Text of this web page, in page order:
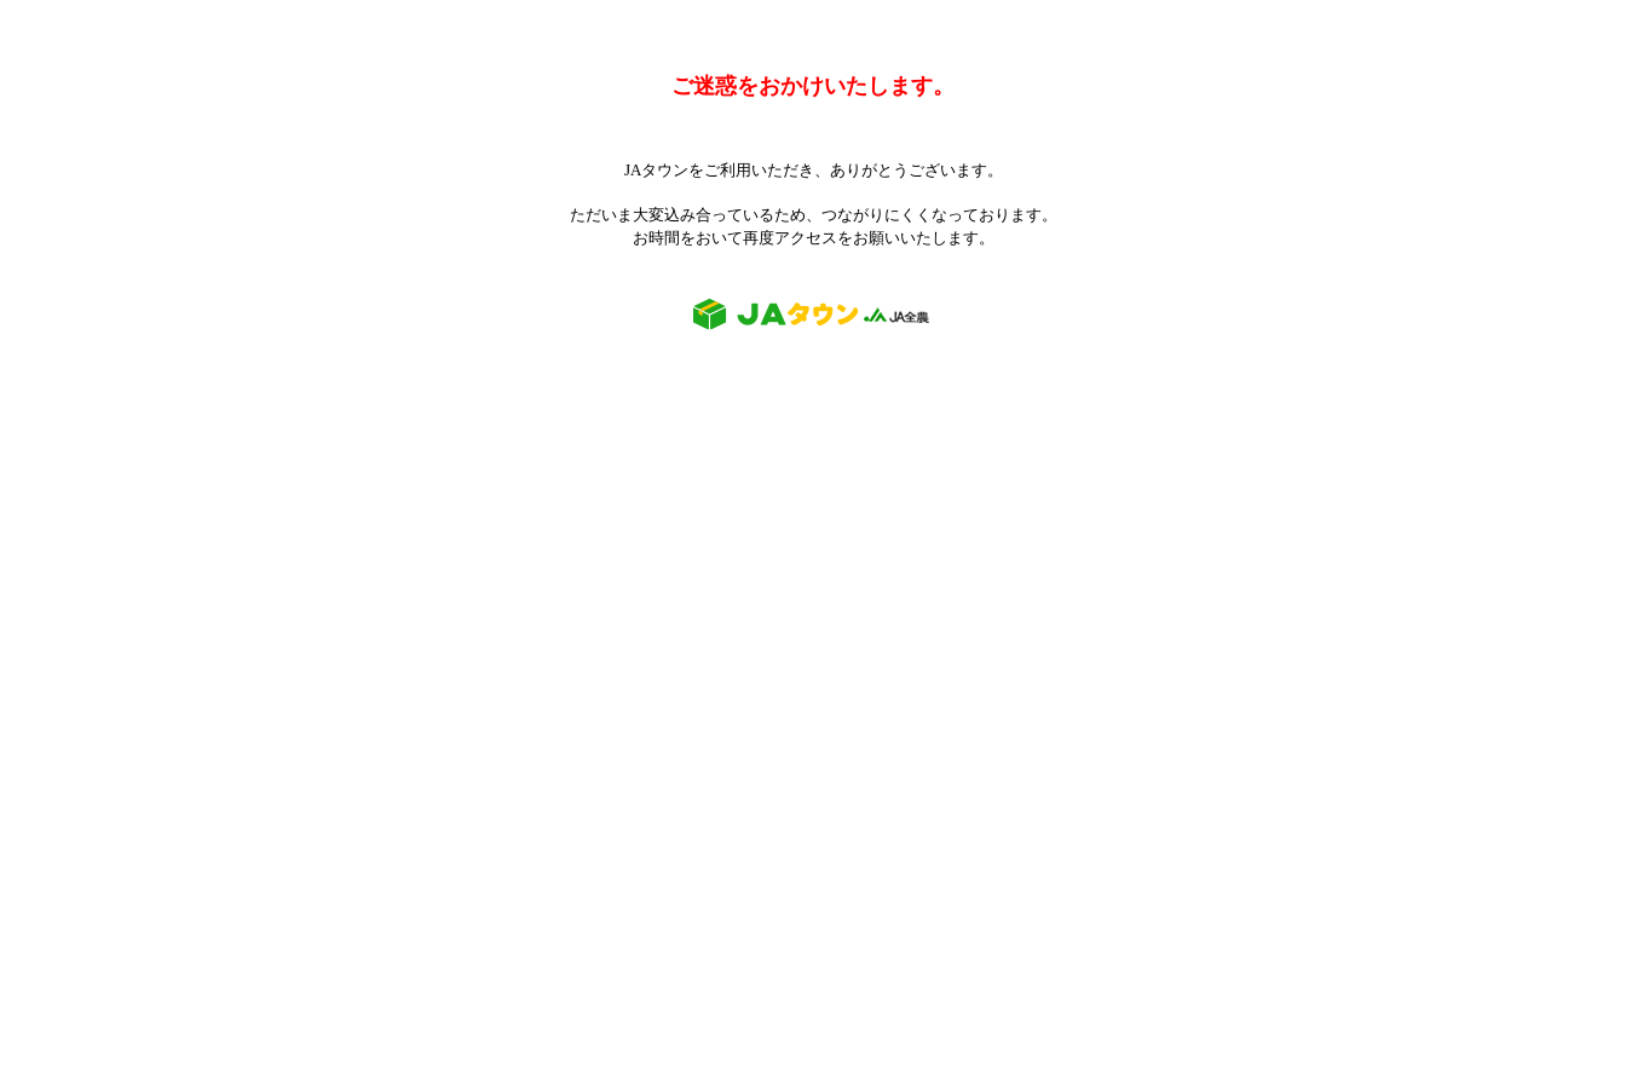
ご迷惑をおかけいたします。
JAタウンをご利用いただき、ありがとうございます。
ただいま大変込み合っているため、つながりにくくなっております。
お時間をおいて再度アクセスをお願いいたします。